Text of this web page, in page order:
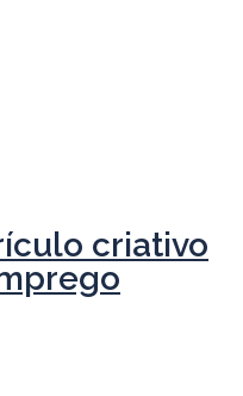
criativo